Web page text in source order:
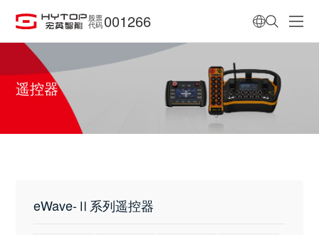
股票
代码 001266
遥控器
eWave-Ⅱ系列遥控器